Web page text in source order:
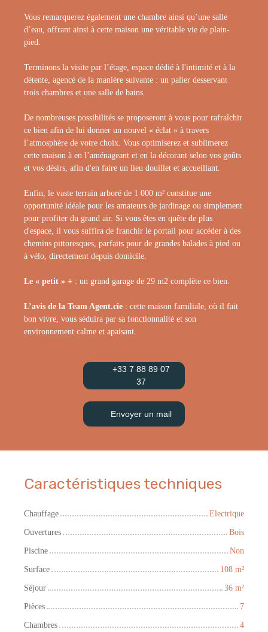
Vous remarquerez également une chambre ainsi qu’une salle
d’eau, offrant ainsi à cette maison une véritable vie de plain-
pied.
Terminons la visite par l’étage, espace dédié à l'intimité et à la
détente, agencé de la manière suivante : un palier desservant
trois chambres et une salle de bains.
De nombreuses possibilités se proposeront à vous pour rafraîchir
ce bien afin de lui donner un nouvel « éclat » à travers
l’atmosphère de votre choix. Vous optimiserez et sublimerez
cette maison à en l’aménageant et en la décorant selon vos goûts
et vos désirs, afin d'en faire un lieu douillet et accueillant.
Enfin, le vaste terrain arboré de 1 000 m² constitue une
opportunité idéale pour les amateurs de jardinage ou simplement
pour profiter du grand air. Si vous êtes en quête de plus
d'espace, il vous suffira de franchir le portail pour accéder à des
chemins pittoresques, parfaits pour de grandes balades à pied ou
à vélo, directement depuis domicile.
Le « petit » + : un grand garage de 29 m2 complète ce bien.
L’avis de la Team Agent.cie : cette maison familiale, où il fait
bon vivre, vous séduira par sa fonctionnalité et son
environnement calme et apaisant.
+33 7 88 89 07
37
Envoyer un mail
Caractéristiques techniques
Chauffage
Electrique
Ouvertures
Bois
Piscine
Non
Surface
108 m²
Séjour
36 m²
Pièces
7
Chambres
4